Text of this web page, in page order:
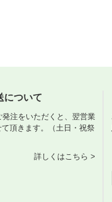
について
注をいただくと、翌営業
頂きます。（土日・祝祭
詳しくはこちら >